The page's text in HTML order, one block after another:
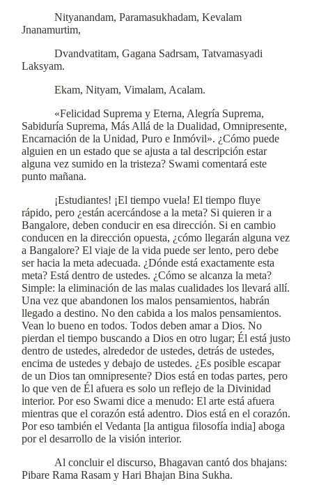
Nityanandam, Paramasukhadam, Kevalam
Jnanamurtim,
Dvandvatitam, Gagana Sadrsam, Tatvamasyadi
Laksyam.
Ekam, Nityam, Vimalam, Acalam.
«Felicidad Suprema y Eterna, Alegría Suprema,
Sabiduría Suprema, Más Allá de la Dualidad, Omnipresente,
Encarnación de la Unidad, Puro e Inmóvil». ¿Cómo puede
alguien en un estado que se ajusta a tal descripción estar
alguna vez sumido en la tristeza? Swami comentará este
punto mañana.
¡Estudiantes! ¡El tiempo vuela! El tiempo fluye
rápido, pero ¿están acercándose a la meta? Si quieren ir a
Bangalore, deben conducir en esa dirección. Si en cambio
conducen en la dirección opuesta, ¿cómo llegarán alguna vez
a Bangalore? El viaje de la vida puede ser lento, pero debe
ser hacia la meta adecuada. ¿Dónde está exactamente esta
meta? Está dentro de ustedes. ¿Cómo se alcanza la meta?
Simple: la eliminación de las malas cualidades los llevará allí.
Una vez que abandonen los malos pensamientos, habrán
llegado a destino. No den cabida a los malos pensamientos.
Vean lo bueno en todos. Todos deben amar a Dios. No
pierdan el tiempo buscando a Dios en otro lugar; Él está justo
dentro de ustedes, alrededor de ustedes, detrás de ustedes,
encima de ustedes y debajo de ustedes. ¿Es posible escapar
de un Dios tan omnipresente? Dios está en todas partes, pero
lo que ven de Él afuera es solo un reflejo de la Divinidad
interior. Por eso Swami dice a menudo: El arte está afuera
mientras que el corazón está adentro. Dios está en el corazón.
Por eso también el Vedanta [la antigua filosofía india] aboga
por el desarrollo de la visión interior.
Al concluir el discurso, Bhagavan cantó dos bhajans:
Pibare Rama Rasam y Hari Bhajan Bina Sukha.